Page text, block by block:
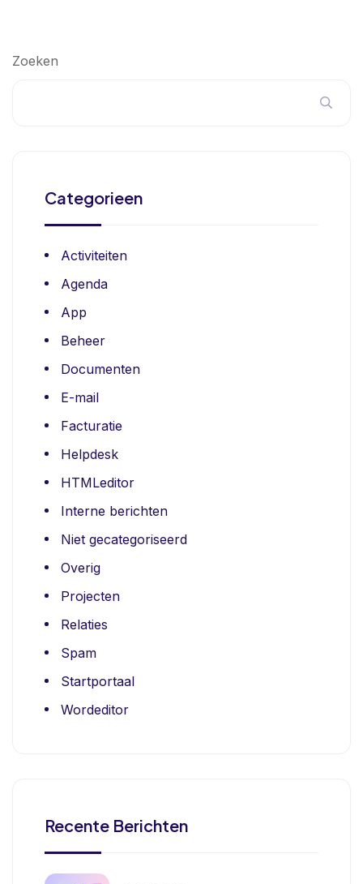
Zoeken
Categorieen
Activiteiten
Agenda
App
Beheer
Documenten
E-mail
Facturatie
Helpdesk
HTMLeditor
Interne berichten
Niet gecategoriseerd
Overig
Projecten
Relaties
Spam
Startportaal
Wordeditor
Recente Berichten